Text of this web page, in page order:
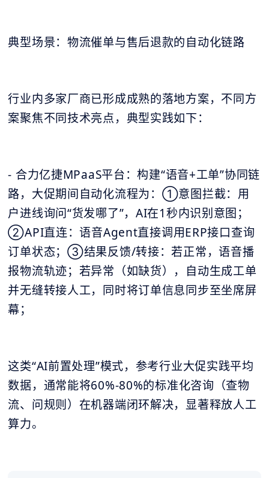
典型场景：物流催单与售后退款的自动化链路
行业内多家厂商已形成成熟的落地方案，不同方
案聚焦不同技术亮点，典型实践如下：
- 合力亿捷MPaaS平台：构建“语音+工单”协同链
路，大促期间自动化流程为：①意图拦截：用
户进线询问“货发哪了”，AI在1秒内识别意图；
②API直连：语音Agent直接调用ERP接口查询
订单状态；③结果反馈/转接：若正常，语音播
报物流轨迹；若异常（如缺货），自动生成工单
并无缝转接人工，同时将订单信息同步至坐席屏
幕；
这类“AI前置处理”模式，参考行业大促实践平均
数据，通常能将60%-80%的标准化咨询（查物
流、问规则）在机器端闭环解决，显著释放人工
算力。